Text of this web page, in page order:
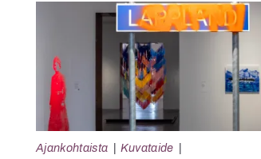
Ajankohtaista
Kuvataide